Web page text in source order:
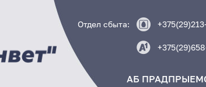
Отдел сбыта:
АБ